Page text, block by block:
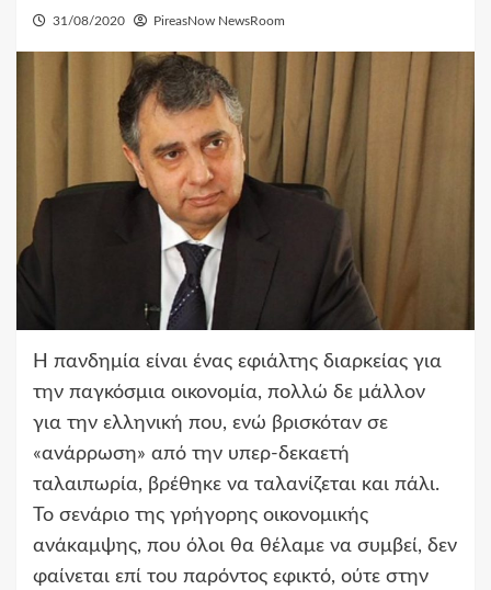
31/08/2020 PireasNow NewsRoom
Η πανδημία είναι ένας εφιάλτης διαρκείας για
την παγκόσμια οικονομία, πολλώ δε μάλλον
για την ελληνική που, ενώ βρισκόταν σε
«ανάρρωση» από την υπερ-δεκαετή
ταλαιπωρία, βρέθηκε να ταλανίζεται και πάλι.
Το σενάριο της γρήγορης οικονομικής
ανάκαμψης, που όλοι θα θέλαμε να συμβεί, δεν
φαίνεται επί του παρόντος εφικτό, ούτε στην